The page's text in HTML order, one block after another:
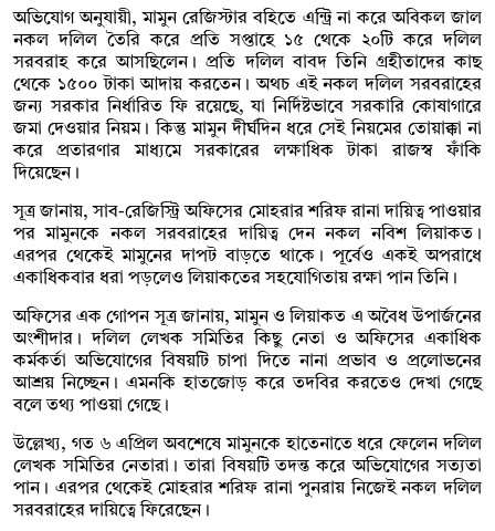
অভিযোগ অনুযায়ী, মামুন রেজিস্টার বহিতে এন্ট্রি না করে অবিকল জাল
নকল দলিল তৈরি করে প্রতি সপ্তাহে ১৫ থেকে ২০টি করে দলিল
সরবরাহ করে আসছিলেন। প্রতি দলিল বাবদ তিনি গ্রহীতাদের কাছ
থেকে ১৫০০ টাকা আদায় করতেন। অথচ এই নকল দলিল সরবরাহের
জন্য সরকার নির্ধারিত ফি রয়েছে, যা নির্দিষ্টভাবে সরকারি কোষাগারে
জমা দেওয়ার নিয়ম। কিন্তু মামুন দীর্ঘদিন ধরে সেই নিয়মের তোয়াক্কা না
করে প্রতারণার মাধ্যমে সরকারের লক্ষাধিক টাকা রাজস্ব ফাঁকি
দিয়েছেন।
সূত্র জানায়, সাব-রেজিস্ট্রি অফিসের মোহরার শরিফ রানা দায়িত্ব পাওয়ার
পর মামুনকে নকল সরবরাহের দায়িত্ব দেন নকল নবিশ লিয়াকত।
এরপর থেকেই মামুনের দাপট বাড়তে থাকে। পূর্বেও একই অপরাধে
একাধিকবার ধরা পড়লেও লিয়াকতের সহযোগিতায় রক্ষা পান তিনি।
অফিসের এক গোপন সূত্র জানায়, মামুন ও লিয়াকত এ অবৈধ উপার্জনের
অংশীদার। দলিল লেখক সমিতির কিছু নেতা ও অফিসের একাধিক
কর্মকর্তা অভিযোগের বিষয়টি চাপা দিতে নানা প্রভাব ও প্রলোভনের
আশ্রয় নিচ্ছেন। এমনকি হাতজোড় করে তদবির করতেও দেখা গেছে
বলে তথ্য পাওয়া গেছে।
উল্লেখ্য, গত ৬ এপ্রিল অবশেষে মামুনকে হাতেনাতে ধরে ফেলেন দলিল
লেখক সমিতির নেতারা। তারা বিষয়টি তদন্ত করে অভিযোগের সত্যতা
পান। এরপর থেকেই মোহরার শরিফ রানা পুনরায় নিজেই নকল দলিল
সরবরাহের দায়িত্বে ফিরেছেন।